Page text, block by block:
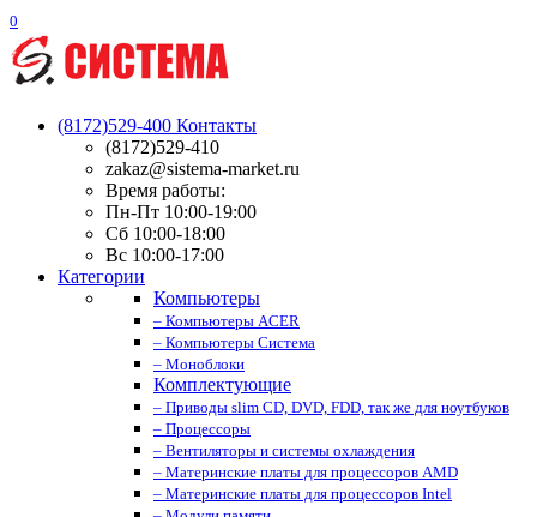
0
(8172)529-400 Контакты
(8172)529-410
zakaz@sistema-market.ru
Время работы:
Пн-Пт 10:00-19:00
Сб 10:00-18:00
Вс 10:00-17:00
Категории
Компьютеры
– Компьютеры ACER
– Компьютеры Система
– Моноблоки
Комплектующие
– Приводы slim CD, DVD, FDD, так же для ноутбуков
– Процессоры
– Вентиляторы и системы охлаждения
– Материнские платы для процессоров AMD
– Материнские платы для процессоров Intel